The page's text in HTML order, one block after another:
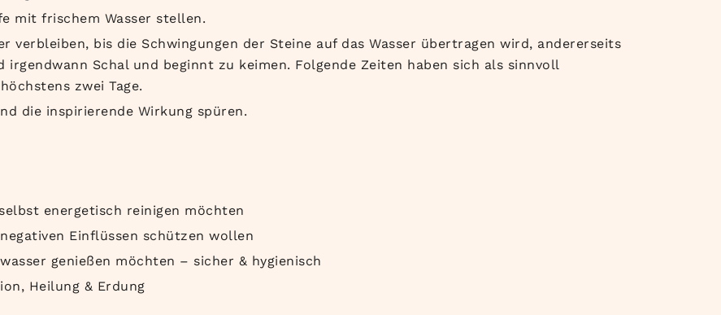
mit frischem Wasser stellen.
verbleiben, bis die Schwingungen der Steine auf das Wasser übertragen wird, andererseits
irgendwann Schal und beginnt zu keimen. Folgende Zeiten haben sich als sinnvoll
zwei Tage.
die inspirierende Wirkung spüren.
energetisch reinigen möchten
Einflüssen schützen wollen
genießen möchten – sicher & hygienisch
Heilung & Erdung